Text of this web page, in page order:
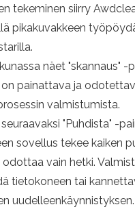
tekeminen siirry
pikakuvakkeen
näet "skannaus" -
on painattava ja
valmistumista.
"Puhdista" -
sovellus tekee kaiken
odottaa vain hetki.
tietokoneen tai
uudelleenkäynnistyksen.